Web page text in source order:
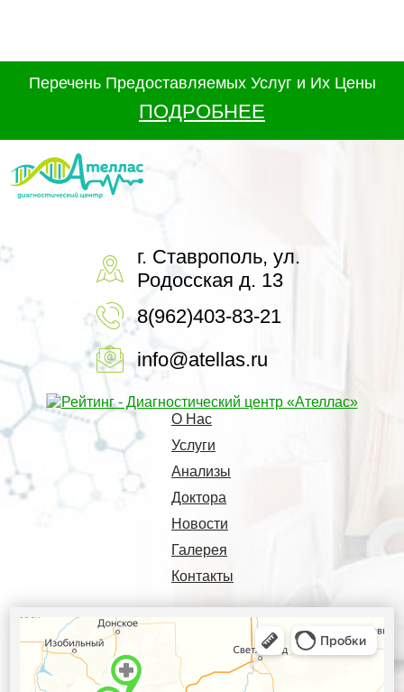
Перечень Предоставляемых Услуг и Их Цены
ПОДРОБНЕЕ
г. Ставрополь, ул.
Родосская д. 13
8(962)403-83-21
info@atellas.ru
О Нас
Услуги
Анализы
Доктора
Новости
Галерея
Контакты